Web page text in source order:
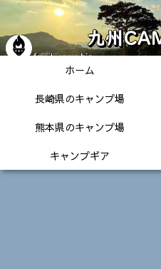
ホーム
長崎県のキャンプ場
熊本県のキャンプ場
キャンプギア